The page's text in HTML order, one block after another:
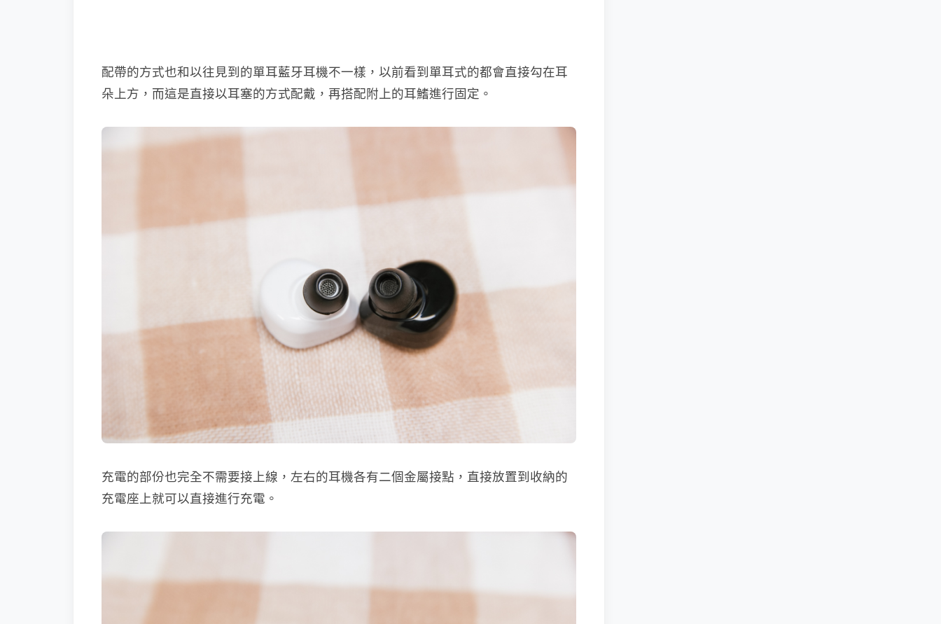
配帶的方式也和以往見到的單耳藍牙耳機不一樣，以前看到單耳式的都會直接勾在耳
朵上方，而這是直接以耳塞的方式配戴，再搭配附上的耳鰭進行固定。
充電的部份也完全不需要接上線，左右的耳機各有二個金屬接點，直接放置到收納的
充電座上就可以直接進行充電。